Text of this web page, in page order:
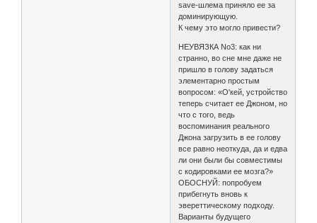
save-шлема приняло ее за
доминирующую.
К чему это могло привести?
НЕУВЯЗКА No3: как ни
странно, во сне мне даже не
пришло в голову задаться
элементарно простым
вопросом: «О'кей, устройство
теперь считает ее Джоном, но
что с того, ведь
воспоминания реального
Джона загрузить в ее голову
все равно неоткуда, да и едва
ли они были бы совместимы
с кодировками ее мозга?»
ОБОСНУЙ: попробуем
прибегнуть вновь к
эвереттическому подходу.
Варианты будущего